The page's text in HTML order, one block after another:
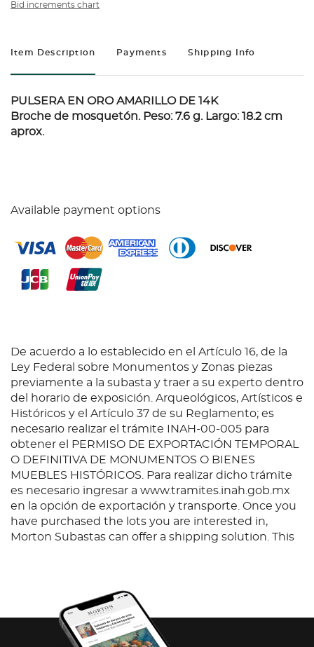
Bid increments chart
Item Description Payments Shipping Info
PULSERA EN ORO AMARILLO DE 14K
Broche de mosquetón. Peso: 7.6 g. Largo: 18.2 cm
aprox.
Available payment options
De acuerdo a lo establecido en el Artículo 16, de la
Ley Federal sobre Monumentos y Zonas piezas
previamente a la subasta y traer a su experto dentro
del horario de exposición. Arqueológicos, Artísticos e
Históricos y el Artículo 37 de su Reglamento; es
necesario realizar el trámite INAH-00-005 para
obtener el PERMISO DE EXPORTACIÓN TEMPORAL
O DEFINITIVA DE MONUMENTOS O BIENES
MUEBLES HISTÓRICOS. Para realizar dicho trámite
es necesario ingresar a www.tramites.inah.gob.mx
en la opción de exportación y transporte. Once you
have purchased the lots you are interested in,
Morton Subastas can offer a shipping solution. This